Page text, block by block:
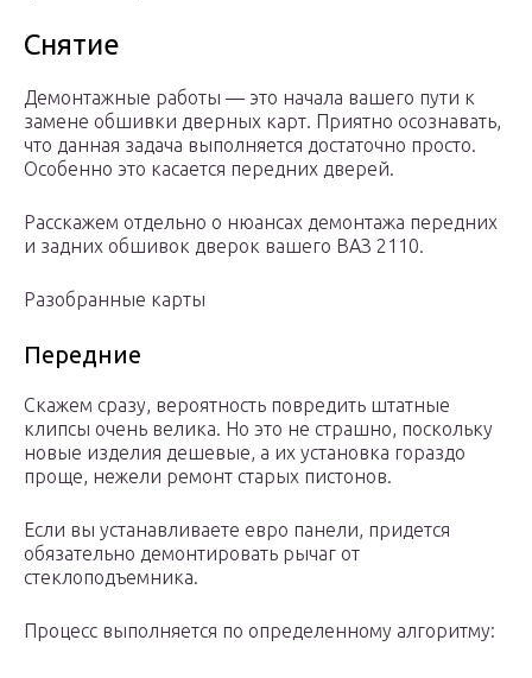
Снятие
Демонтажные работы — это начала вашего пути к
замене обшивки дверных карт. Приятно осознавать,
что данная задача выполняется достаточно просто.
Особенно это касается передних дверей.
Расскажем отдельно о нюансах демонтажа передних
и задних обшивок дверок вашего ВАЗ 2110.
Разобранные карты
Передние
Скажем сразу, вероятность повредить штатные
клипсы очень велика. Но это не страшно, поскольку
новые изделия дешевые, а их установка гораздо
проще, нежели ремонт старых пистонов.
Если вы устанавливаете евро панели, придется
обязательно демонтировать рычаг от
стеклоподъемника.
Процесс выполняется по определенному алгоритму: